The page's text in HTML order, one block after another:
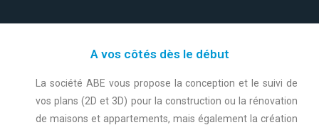
A vos côtés dès le début
La société ABE vous propose la conception et le suivi de
vos plans (2D et 3D) pour la construction ou la rénovation
de maisons et appartements, mais également la création